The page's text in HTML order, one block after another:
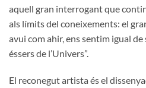
aquell gran interrogant que
als límits del coneixements: el
avui com ahir, ens sentim igual
éssers de l’Univers”.
El reconegut artista és el